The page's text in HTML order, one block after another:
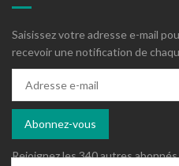
Saisissez votre adresse e-mail
recevoir une notification de
mail
Abonnez-vous
Rejoignez les 340 autres abonnés